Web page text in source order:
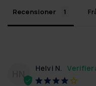
Recensioner
HN Helvi N.